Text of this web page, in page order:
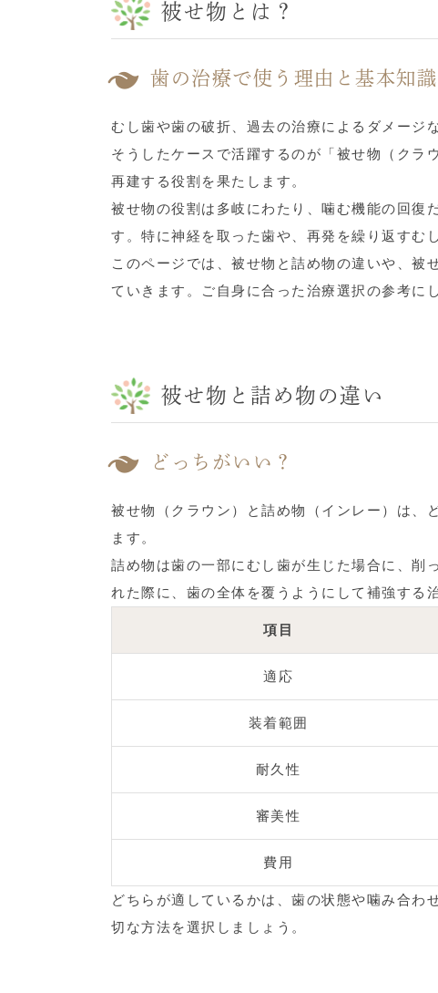
被せ物とは？
歯の治療で使う理由と基本知識
むし歯や歯の破折、過去の治療によるダメージ
そうしたケースで活躍するのが「被せ物（クラ
再建する役割を果たします。
被せ物の役割は多岐にわたり、噛む機能の回復
す。特に神経を取った歯や、再発を繰り返すむ
このページでは、被せ物と詰め物の違いや、被
ていきます。ご自身に合った治療選択の参考に
被せ物と詰め物の違い
どっちがいい？
被せ物（クラウン）と詰め物（インレー）は、
ます。
詰め物は歯の一部にむし歯が生じた場合に、削
れた際に、歯の全体を覆うようにして補強する
項目
適応
装着範囲
耐久性
審美性
費用
どちらが適しているかは、歯の状態や噛み合わ
切な方法を選択しましょう。